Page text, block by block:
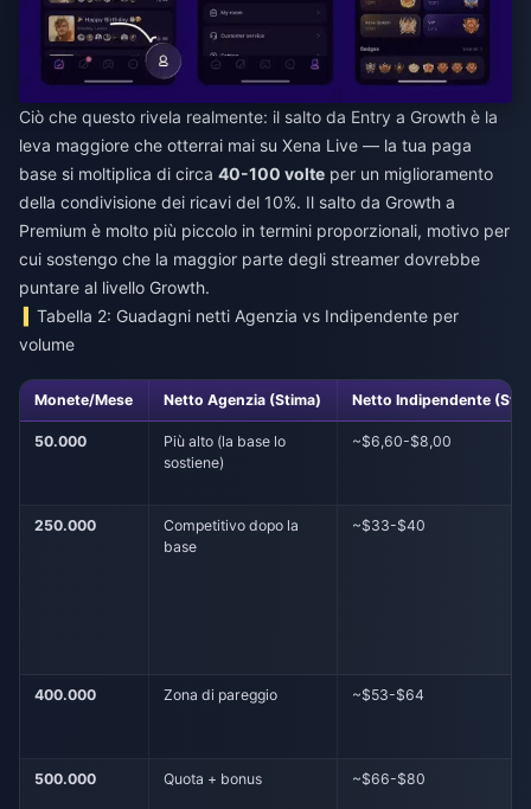
Ciò che questo rivela realmente: il salto da Entry a Growth è la
leva maggiore che otterrai mai su Xena Live — la tua paga
base si moltiplica di circa 40-100 volte per un miglioramento
della condivisione dei ricavi del 10%. Il salto da Growth a
Premium è molto più piccolo in termini proporzionali, motivo per
cui sostengo che la maggior parte degli streamer dovrebbe
puntare al livello Growth.
Tabella 2: Guadagni netti Agenzia vs Indipendente per
volume
Monete/Mese Netto Agenzia (Stima) Netto Indipendente
50.000
Più alto (la base lo
sostiene)
~$6,60-$8,00
250.000
Competitivo dopo la
base
~$33-$40
400.000 Zona di pareggio ~$53-$64
500.000 Quota + bonus ~$66-$80